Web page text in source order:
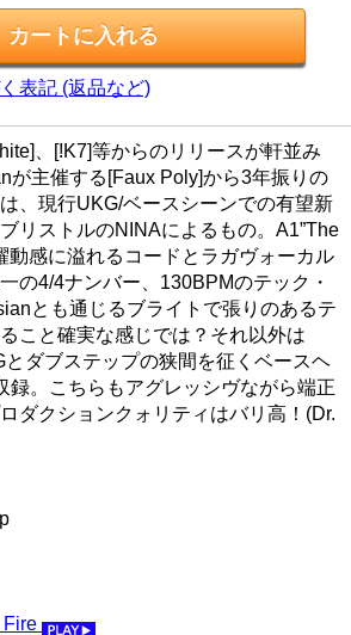
表記 (返品など)
、[!K7]等からのリリースが軒並み
が主催する[Faux Poly]から3年振りの
、現行UKG/ベースシーンでの有望新
リストルのNINAによるもの。A1”The
動感に溢れるコードとラガヴォーカル
の4/4ナンバー、130BPMのテック・
とも通じるブライトで張りのあるテ
こと確実な感じでは？それ以外は
ダブステップの狭間を征くベースヘ
録。こちらもアグレッシヴながら端正
ダクションクォリティはバリ高！(Dr.
Fire